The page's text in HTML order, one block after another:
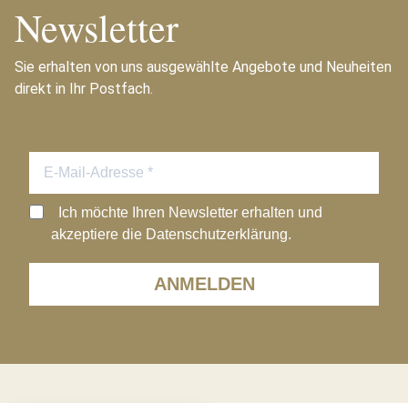
Newsletter
Sie erhalten von uns ausgewählte Angebote und Neuheiten
direkt in Ihr Postfach.
ANMELDEN
Ich möchte Ihren Newsletter erhalten und
akzeptiere die Datenschutzerklärung.